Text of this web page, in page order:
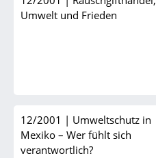
Umwelt und Frieden
12/2001 | Umweltschutz in
Mexiko – Wer fühlt sich
verantwortlich?